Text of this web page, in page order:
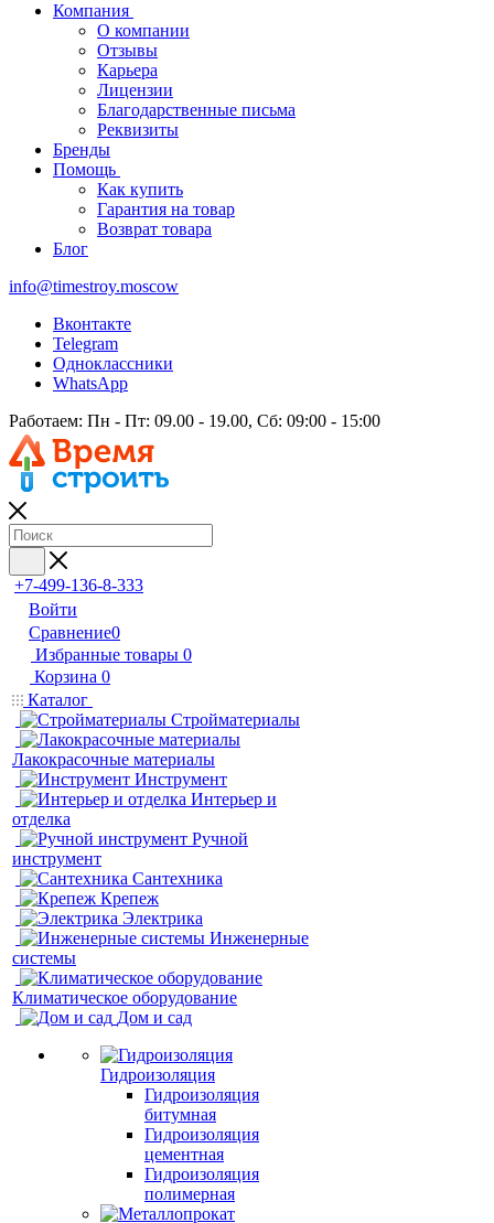
Компания
О компании
Отзывы
Карьера
Лицензии
Благодарственные письма
Реквизиты
Бренды
Помощь
Как купить
Гарантия на товар
Возврат товара
Блог
info@timestroy.moscow
Вконтакте
Telegram
Одноклассники
WhatsApp
Работаем: Пн - Пт: 09.00 - 19.00, Сб: 09:00 - 15:00
+7-499-136-8-333
Войти
Сравнение0
Избранные товары 0
Корзина 0
Каталог
Стройматериалы
Лакокрасочные материалы
Инструмент
Интерьер и
отделка
Ручной
инструмент
Сантехника
Крепеж
Электрика
Инженерные
системы
Климатическое оборудование
Дом и сад
Гидроизоляция
Гидроизоляция
битумная
Гидроизоляция
цементная
Гидроизоляция
полимерная